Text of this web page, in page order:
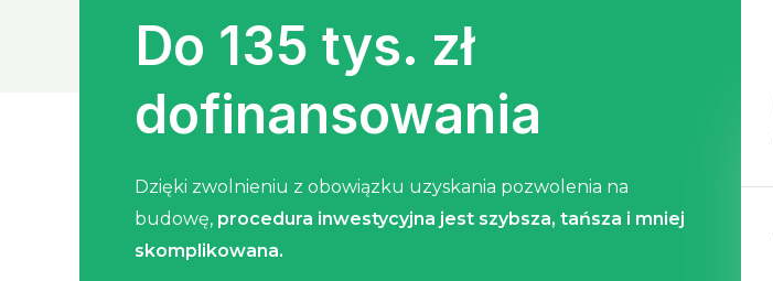
Do 135 tys. zł
dofinansowania
Dzięki zwolnieniu z obowiązku uzyskania pozwolenia na
budowę, procedura inwestycyjna jest szybsza, tańsza i mniej
skomplikowana.